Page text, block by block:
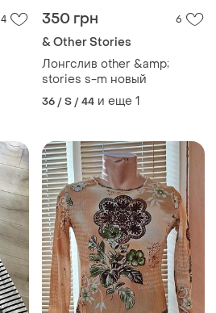
4 350 грн 6
& Other Stories
Лонгслив other &amp;
stories s-m новый
36 / S / 44 и еще 1